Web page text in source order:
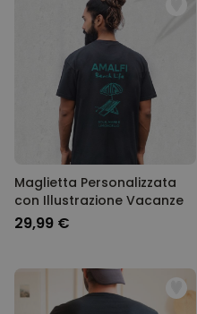
Maglietta Personalizzata
con Illustrazione Vacanze
29,99 €